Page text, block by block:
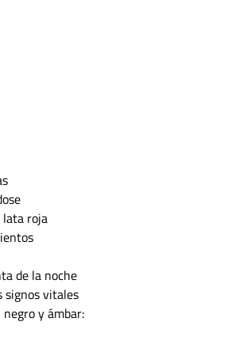
lata roja
de la noche
signos vitales
y ámbar: